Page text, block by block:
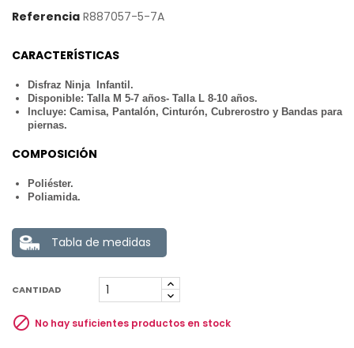
Referencia R887057-5-7A
CARACTERÍSTICAS
Disfraz Ninja Infantil.
Disponible: Talla M 5-7 años- Talla L 8-10 años.
Incluye: Camisa, Pantalón, Cinturón, Cubrerostro y Bandas para
piernas.
COMPOSICIÓN
Poliéster.
Poliamida.
Tabla de medidas
CANTIDAD
 No hay suficientes productos en stock